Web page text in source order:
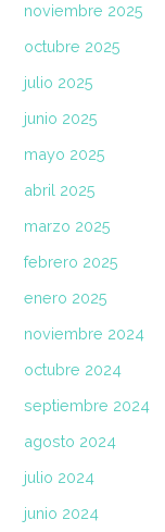
noviembre 2025
octubre 2025
julio 2025
junio 2025
mayo 2025
abril 2025
marzo 2025
febrero 2025
enero 2025
noviembre 2024
octubre 2024
septiembre 2024
agosto 2024
julio 2024
junio 2024